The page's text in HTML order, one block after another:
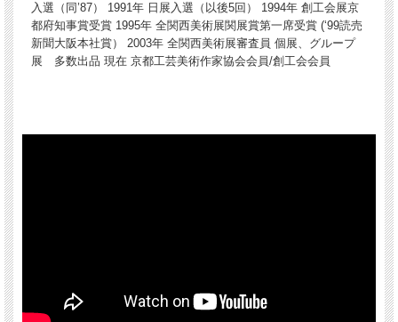
入選（同’87） 1991年 日展入選（以後5回） 1994年 創工会展京
都府知事賞受賞 1995年 全関西美術展関展賞第一席受賞 (‘99読売
新聞大阪本社賞） 2003年 全関西美術展審査員 個展、グループ
展 多数出品 現在 京都工芸美術作家協会会員/創工会会員